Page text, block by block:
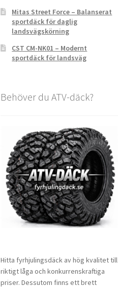
Mitas Street Force – Balanserat
sportdäck för daglig
landsvägskörning
CST CM-NK01 – Modernt
sportdäck för landsväg
Behöver du ATV-däck?
Hitta fyrhjulingsdäck av hög kvalitet till
riktigt låga och konkurrenskraftiga
priser. Dessutom finns ett brett